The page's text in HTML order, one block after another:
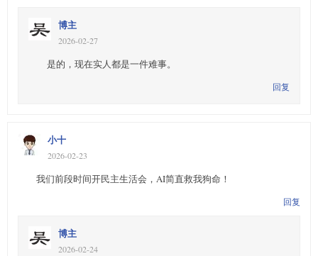
博主
2026-02-27
是的，现在实人都是一件难事。
回复
小十
2026-02-23
我们前段时间开民主生活会，AI简直救我狗命！
回复
博主
2026-02-24